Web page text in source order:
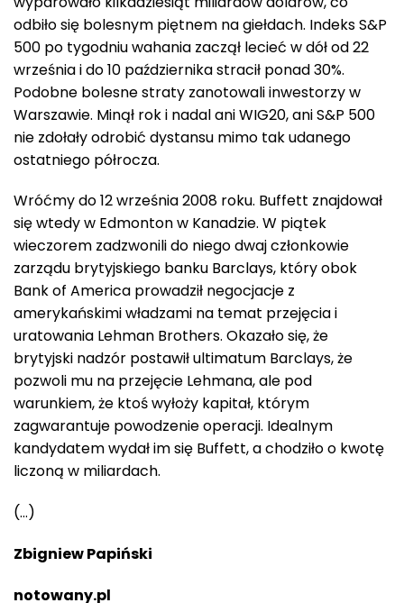
odbiło się bolesnym piętnem na giełdach. Indeks S&P
500 po tygodniu wahania zaczął lecieć w dół od 22
września i do 10 października stracił ponad 30%.
Podobne bolesne straty zanotowali inwestorzy w
Warszawie. Minął rok i nadal ani WIG20, ani S&P 500
nie zdołały odrobić dystansu mimo tak udanego
ostatniego półrocza.
Wróćmy do 12 września 2008 roku. Buffett znajdował
się wtedy w Edmonton w Kanadzie. W piątek
wieczorem zadzwonili do niego dwaj członkowie
zarządu brytyjskiego banku Barclays, który obok
Bank of America prowadził negocjacje z
amerykańskimi władzami na temat przejęcia i
uratowania Lehman Brothers. Okazało się, że
brytyjski nadzór postawił ultimatum Barclays, że
pozwoli mu na przejęcie Lehmana, ale pod
warunkiem, że ktoś wyłoży kapitał, którym
zagwarantuje powodzenie operacji. Idealnym
kandydatem wydał im się Buffett, a chodziło o kwotę
liczoną w miliardach.
(…)
Zbigniew Papiński
notowany.pl